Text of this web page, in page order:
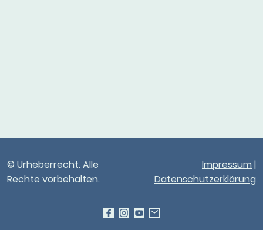
© Urheberrecht. Alle
Rechte vorbehalten.
Impressum |
Datenschutzerklärung